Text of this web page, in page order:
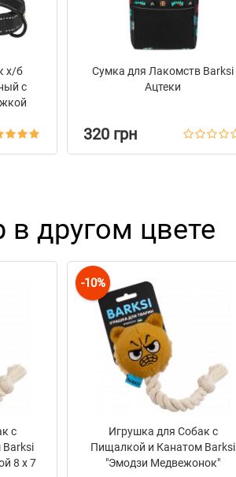
х/б
c
Сумка для Лакомств Barksi
Ацтеки
320 грн
в другом цвете
с
8 х 7
-10%
Игрушка для Собак с
Пищалкой и Канатом Barksi
"Эмодзи Медвежонок"